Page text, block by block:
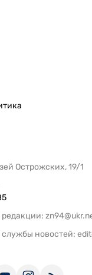
Острожских, 19/1
редакции:
службы новостей: